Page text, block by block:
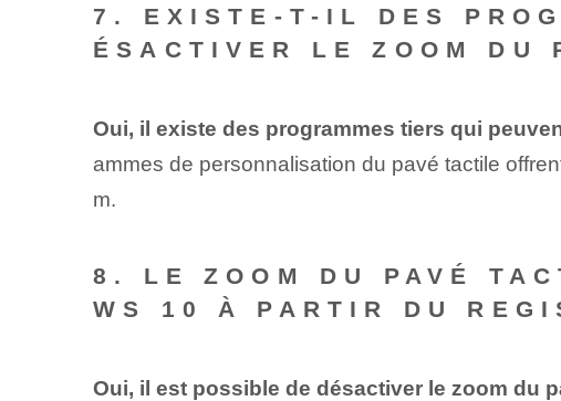
7. EXISTE-T-IL DES
ÉSACTIVER LE ZOOM DU
Oui, il existe des programmes tiers qui
ammes de personnalisation du pavé tactile
m.
8. LE ZOOM DU PAVÉ
WS 10 À PARTIR DU
Oui, il est possible de désactiver le zoom du